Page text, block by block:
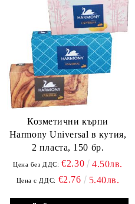
Козметични кърпи
Harmony Universal в кутия,
2 пласта, 150 бр.
Цена без ДДС: €2.30 4.50лв.
Цена с ДДС: €2.76 5.40лв.